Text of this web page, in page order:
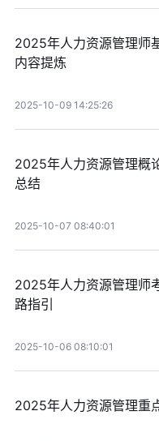
2025年人力资源管理师
内容提炼
2025-10-09 14:25:26
2025年人力资源管理概
总结
2025-10-07 08:40:01
2025年人力资源管理师
路指引
2025-10-06 08:10:01
2025年人力资源管理重